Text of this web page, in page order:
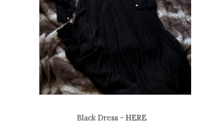
Black Dress - HERE